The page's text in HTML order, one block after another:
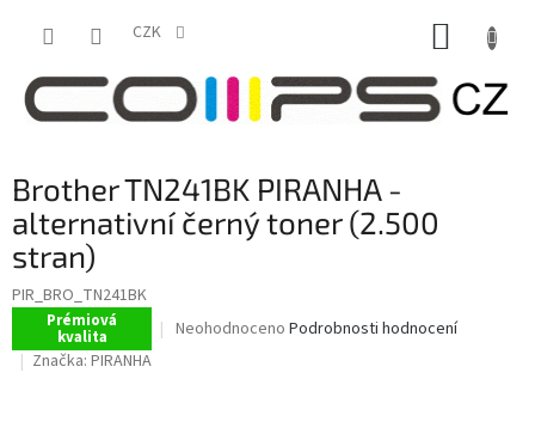
CZK
Brother TN241BK PIRANHA -
alternativní černý toner (2.500
stran)
PIR_BRO_TN241BK
Prémiová
kvalita
Průměrné
Neohodnoceno Podrobnosti hodnocení
Značka: PIRANHA